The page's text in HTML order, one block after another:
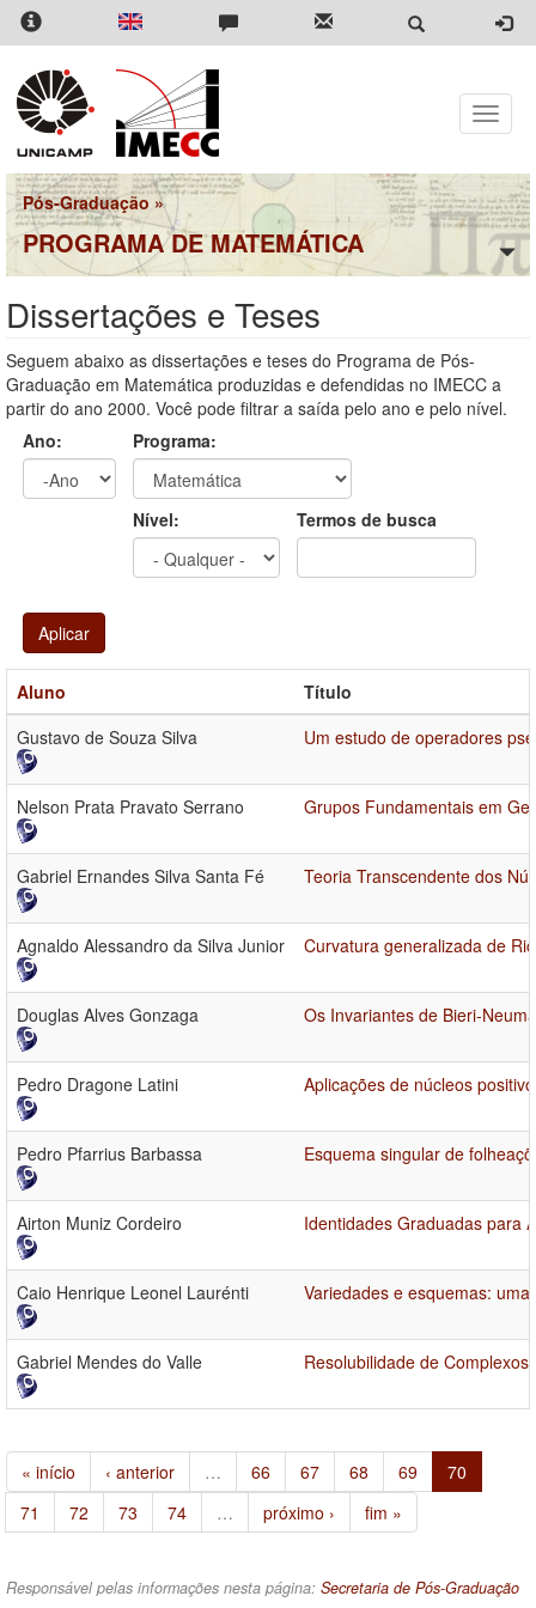
Pular
para
conteúdo
principal
Toggle
Pós-Graduação »
PROGRAMA DE MATEMÁTICA
Dissertações e Teses
Seguem abaixo as dissertações e teses do Programa de Pós-
Graduação em Matemática produzidas e defendidas no IMECC a
partir do ano 2000. Você pode filtrar a saída pelo ano e pelo nível.
Ano:
Programa:
Nível: Termos de busca
Aplicar
Aluno
Título
Gustavo de Souza Silva
Um estudo de operadores
Nelson Prata Pravato Serrano Grupos Fundamentais em
Gabriel Ernandes Silva Santa Fé Teoria Transcendente dos
Agnaldo Alessandro da Silva Junior Curvatura generalizada de
Douglas Alves Gonzaga Os Invariantes de Bieri-
Pedro Dragone Latini Aplicações de núcleos
Pedro Pfarrius Barbassa Esquema singular de
Airton Muniz Cordeiro Identidades Graduadas para
Caio Henrique Leonel Laurénti Variedades e esquemas:
Gabriel Mendes do Valle Resolubilidade de
« início ‹ anterior … 66 67 68 69
70
71
72 73 74 … próximo › fim »
Responsável pelas informações nesta página: Secretaria de Pós-Graduação